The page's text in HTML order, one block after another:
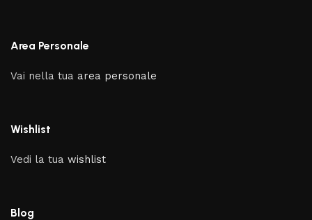
Area Personale
Vai nella tua area personale
Wishlist
Vedi la tuawishlist
Blog